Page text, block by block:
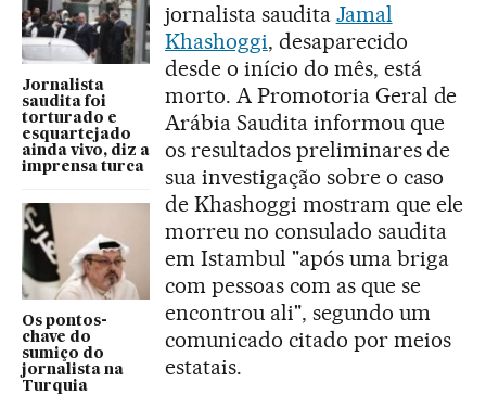
Jornalista
saudita foi
torturado e
esquartejado
ainda vivo, diz a
imprensa turca
Os pontos-
chave do
sumiço do
jornalista na
Turquia
jornalista saudita Jamal
Khashoggi, desaparecido
desde o início do mês, está
morto. A Promotoria Geral de
Arábia Saudita informou que
os resultados preliminares de
sua investigação sobre o caso
de Khashoggi mostram que ele
morreu no consulado saudita
em Istambul "após uma briga
com pessoas com as que se
encontrou ali", segundo um
comunicado citado por meios
estatais.